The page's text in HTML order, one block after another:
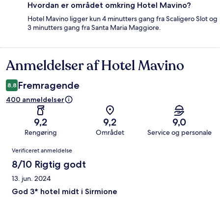
Hvordan er området omkring Hotel Mavino?
Hotel Mavino ligger kun 4 minutters gang fra Scaligero Slot og
3 minutters gang fra Santa Maria Maggiore.
Anmeldelser
Anmeldelser af Hotel Mavino
8,8 Fremragende
400 anmeldelser
9,2
Rengøring
9,2
Området
9,0
Service og personale
Anmeldelser
Verificeret anmeldelse
8/10 Rigtig godt
13. jun. 2024
God 3* hotel midt i Sirmione